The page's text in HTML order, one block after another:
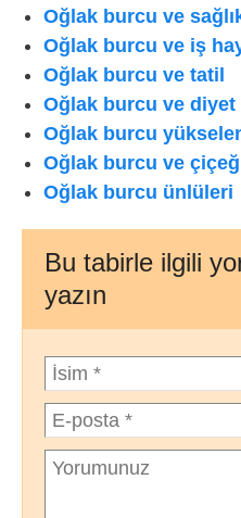
Oğlak burcu ve
Oğlak burcu ve iş
Oğlak burcu ve tatil
Oğlak burcu ve diyet
Oğlak burcu
Oğlak burcu ve
Oğlak burcu ünlüleri
Bu tabirle ilgili
yazın